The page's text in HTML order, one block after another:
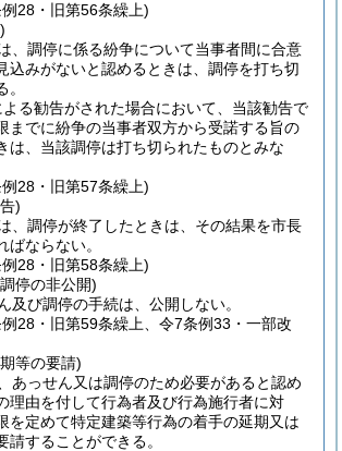
28・旧第56条繰上)
、調停に係る紛争について当事者間に合意
込みがないと認めるときは、調停を打ち切
る勧告がされた場合において、当該勧告で
までに紛争の当事者双方から受諾する旨の
は、当該調停は打ち切られたものとみな
28・旧第57条繰上)
)
、調停が終了したときは、その結果を市長
ばならない。
28・旧第58条繰上)
停の非公開)
及び調停の手続は、公開しない。
28・旧第59条繰上、令7条例33・一部改
等の要請)
あっせん又は調停のため必要があると認め
理由を付して行為者及び行為施行者に対
を定めて特定建築等行為の着手の延期又は
請することができる。